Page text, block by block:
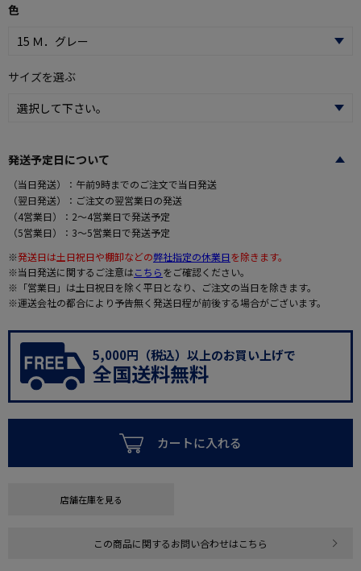
色
サイズを選ぶ
発送予定日について
（当日発送）：午前9時までのご注文で当日発送
（翌日発送）：ご注文の翌営業日の発送
（4営業日）：2～4営業日で発送予定
（5営業日）：3～5営業日で発送予定
※発送日は土日祝日や棚卸などの弊社指定の休業日を除きます。
※当日発送に関するご注意はこちらをご確認ください。
※「営業日」は土日祝日を除く平日となり、ご注文の当日を除きます。
※運送会社の都合により予告無く発送日程が前後する場合がございます。
5,000円（税込）以上のお買い上げで
全国送料無料
カートに入れる
店舗在庫を見る
この商品に関するお問い合わせはこちら